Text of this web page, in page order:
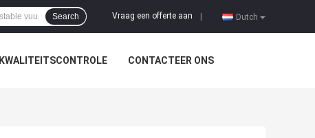
Dutch
Vraag een offerte aan
Search
KWALITEITSCONTROLE CONTACTEER ONS